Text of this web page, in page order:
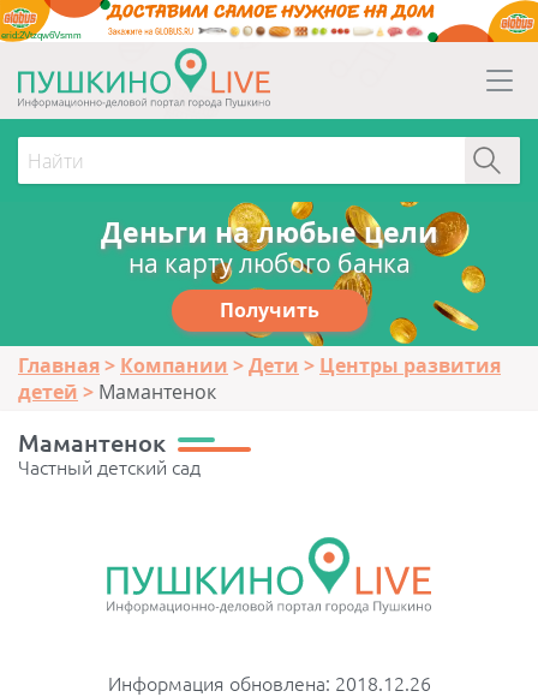
erid:2Vtzqw6Vsmm
Деньги на любые цели
на карту любого банка
Получить
Главная Компании Дети
Центры развития
детей
Мамантенок
Мамантенок
Частный детский сад
Информация обновлена: 2018.12.26